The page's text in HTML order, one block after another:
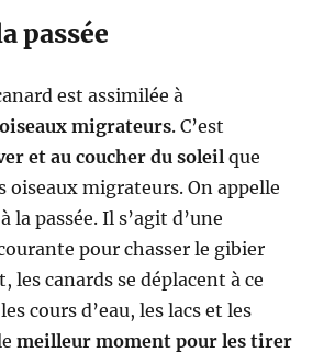
passée
est assimilée à
migrateurs. C’est
et au coucher du soleil que
oiseaux migrateurs. On appelle
la passée. Il s’agit d’une
pour chasser le gibier
les canards se déplacent à ce
cours d’eau, les lacs et les
meilleur moment pour les tirer